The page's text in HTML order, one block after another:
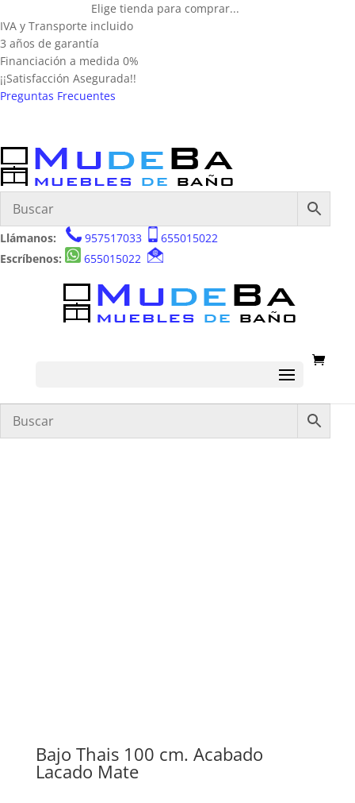
Elige tienda para comprar...
IVA y Transporte incluido
3 años de garantía
Financiación a medida 0%
¡¡Satisfacción Asegurada!!
Preguntas Frecuentes
Llámanos: 957517033
655015022
Escríbenos:
655015022
Bajo Thais 100 cm. Acabado
Lacado Mate